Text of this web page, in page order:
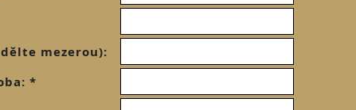
mezerou):
*